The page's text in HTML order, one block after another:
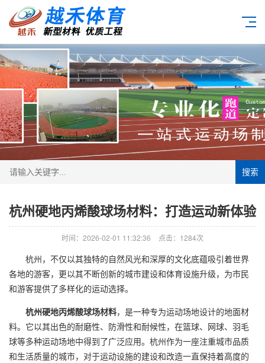
搜索
杭州硬地丙烯酸球场材料：打造运动新体验
时间：2026-02-01 11:32:36 点击：1284次
杭州，不仅以其独特的自然风光和深厚的文化底蕴吸引着世界
各地的游客，更以其不断创新的城市建设和体育设施升级，为市民
和游客提供了多样化的运动选择。
杭州硬地丙烯酸球场材料，是一种专为运动场地设计的地面材
料。它以其出色的耐磨性、防滑性和耐候性，在篮球、网球、羽毛
球等多种运动场地中得到了广泛应用。杭州作为一座注重城市品质
和生活质量的城市，对于运动设施的建设和改造一直保持着高度的